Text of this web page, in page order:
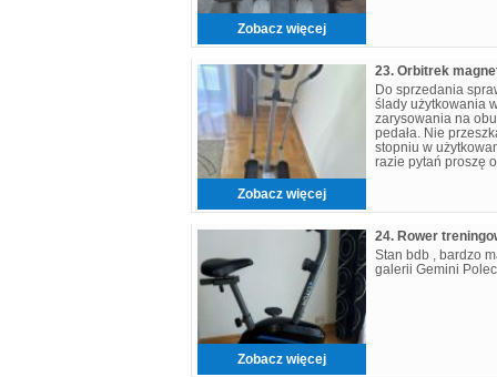
Zobacz więcej
Zobacz więcej
Do sprzedania
ślady użytkowania
zarysowania na
pedała. Nie
stopniu w
razie pytań proszę
Zobacz więcej
24. Rower
Stan bdb , bardzo
galerii Gemini